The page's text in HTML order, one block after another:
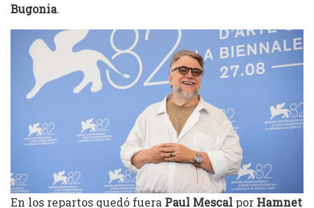
Bugonia.
En los repartos quedó fuera Paul Mescal por Hamnet